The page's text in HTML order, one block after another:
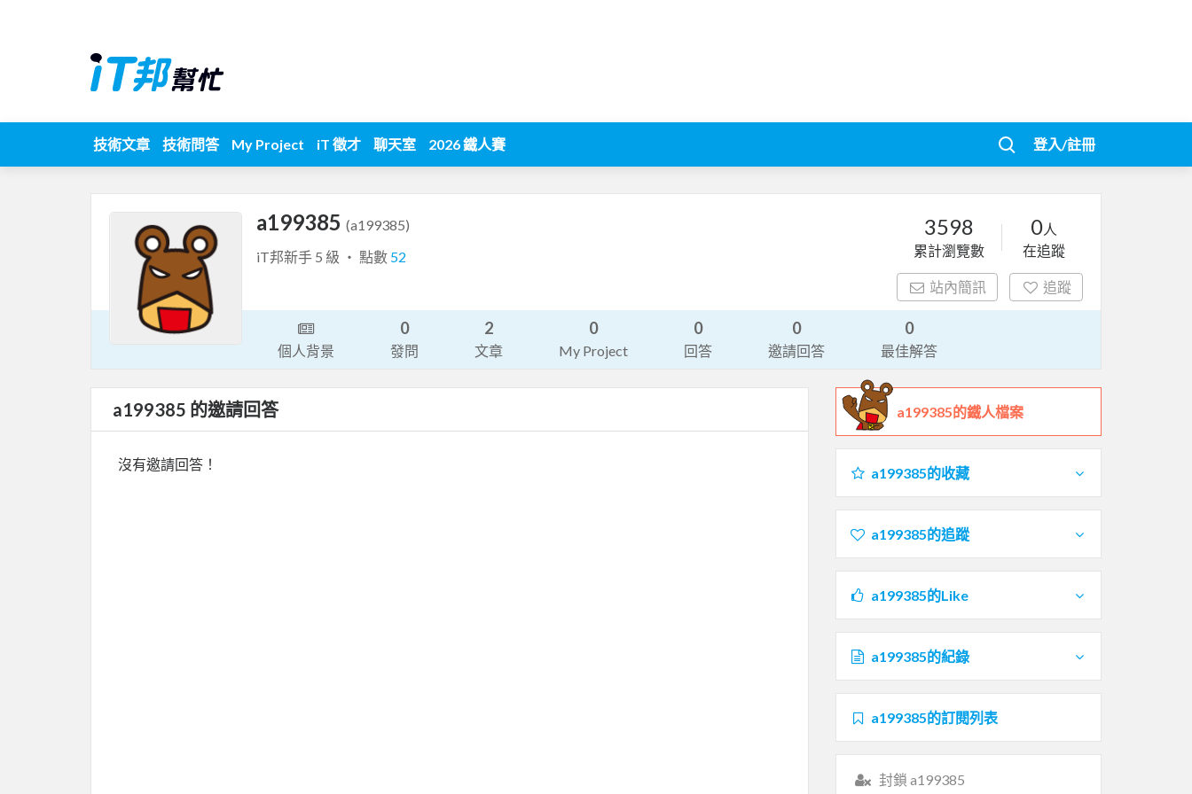
技術文章 技術問答 My Project iT 徵才 聊天室 2026 鐵人賽 登入/註冊
a199385 (a199385)
iT邦新手 5 級 ‧ 點數 52
3598
累計瀏覽數
0人
在追蹤
站內簡訊 追蹤
個人背景
0
發問
2
文章
0
My Project
0
回答
0
邀請回答
0
最佳解答
a199385 的邀請回答
沒有邀請回答！
a199385的鐵人檔案
a199385的收藏
a199385的追蹤
a199385的Like
a199385的紀錄
a199385的訂閱列表
封鎖 a199385